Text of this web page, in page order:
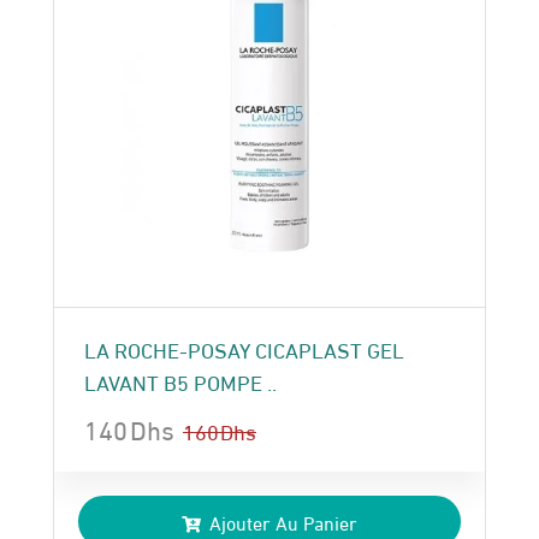
LA ROCHE-POSAY CICAPLAST GEL
LAVANT B5 POMPE ..
160Dhs
prix
140Dhs
prix
Ajouter Au Panier